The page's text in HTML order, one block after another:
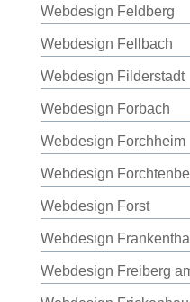
Webdesign Feldberg
Webdesign Fellbach
Webdesign Filderstadt
Webdesign Forbach
Webdesign Forchheim
Webdesign
Webdesign Forst
Webdesign Frankenthal
Webdesign Freiberg